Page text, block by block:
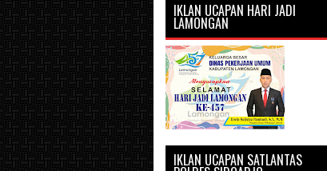
IKLAN UCAPAN HARI JADI
LAMONGAN
IKLAN UCAPAN SATLANTAS